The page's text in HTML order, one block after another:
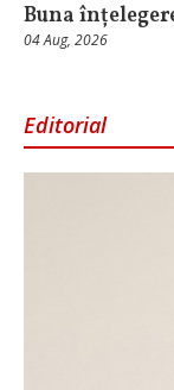
Buna
04 Aug, 2026
Editorial